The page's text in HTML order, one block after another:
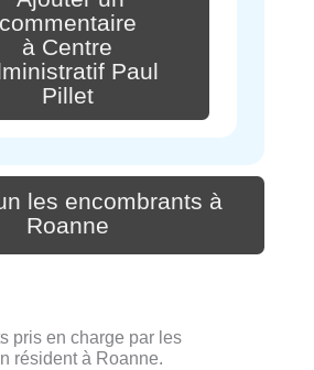
commentaire
à Centre
Paul
Pillet
les encombrants à
Roanne
pris en charge par les
résident à Roanne.